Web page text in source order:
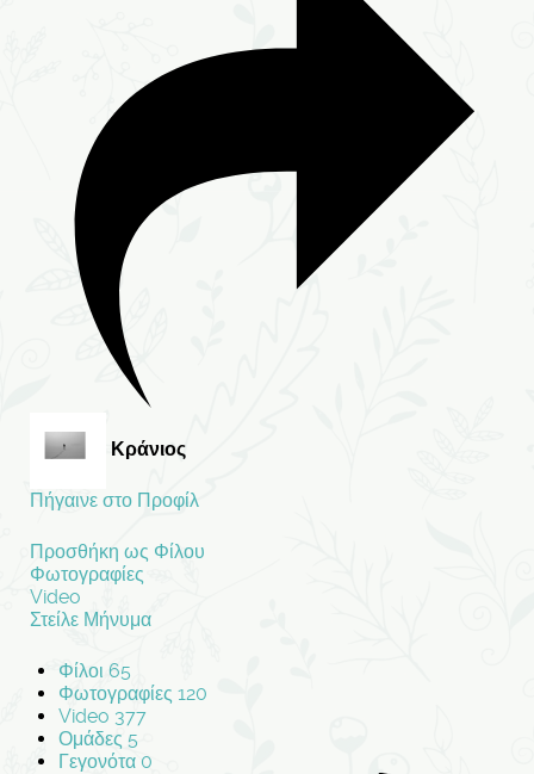
Κράνιος
Πήγαινε στο Προφίλ
Προσθήκη ως Φίλου
Φωτογραφίες
Video
Στείλε Μήνυμα
Φίλοι 65
Φωτογραφίες 120
Video 377
Ομάδες 5
Γεγονότα 0